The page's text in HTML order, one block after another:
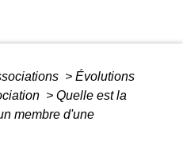
> Évolutions
> Quelle est la
membre d'une